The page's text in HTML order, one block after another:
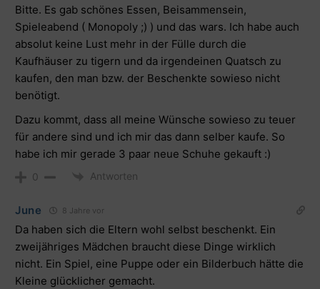
Bitte. Es gab schönes Essen, Beisammensein,
Spieleabend ( Monopoly ;) ) und das wars. Ich habe auch
absolut keine Lust mehr in der Fülle durch die
Kaufhäuser zu tigern und da irgendeinen Quatsch zu
kaufen, den man bzw. der Beschenkte sowieso nicht
benötigt.
Dazu kommt, dass all meine Wünsche sowieso zu teuer
für andere sind und ich mir das dann selber kaufe. So
habe ich mir gerade 3 paar neue Schuhe gekauft :)
0 Antworten
June 8 Jahre vor
Da haben sich die Eltern wohl selbst beschenkt. Ein
zweijähriges Mädchen braucht diese Dinge wirklich
nicht. Ein Spiel, eine Puppe oder ein Bilderbuch hätte die
Kleine glücklicher gemacht.